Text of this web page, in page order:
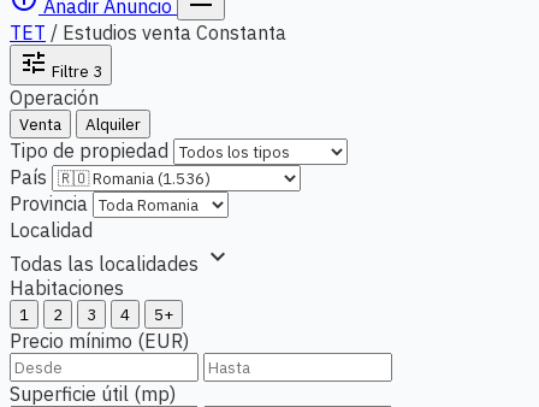
Añadir Anuncio
TET / Estudios venta Constanta
tune Filtre 3
Operación
Venta Alquiler
Tipo de propiedad
País
Provincia
Localidad
Todas las localidades expand_more
Habitaciones
1 2 3 4 5+
Precio mínimo (EUR)
Superficie útil (mp)